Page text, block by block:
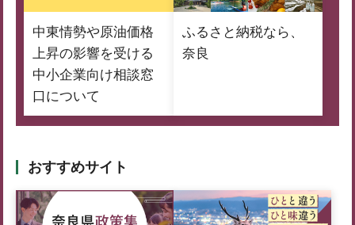
中東情勢や原油価格
上昇の影響を受ける
中小企業向け相談窓
口について
ふるさと納税なら、
奈良
おすすめサイト